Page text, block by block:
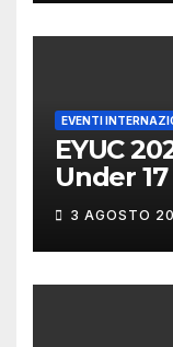
EVENTI
EYUC
Under
3 AGOSTO